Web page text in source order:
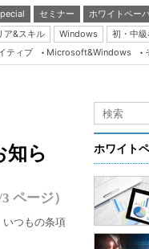
セミナー
ホワイトペー
ア&スキル Windows 初・中
Server & Storage
Java Agile
Database Expert
Linux ＆ OSS
Master of IP Network
ティブ Microsoft&Windows
知ら
3 ページ）
いつもの条項
ホワイト